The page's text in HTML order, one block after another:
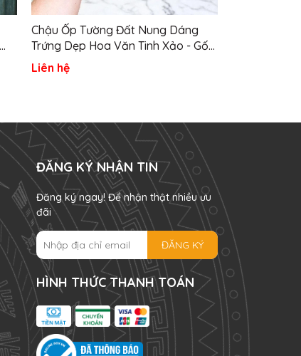
Chậu Ốp Tường Đất Nung Dáng
Trứng Dẹp Hoa Văn Tinh Xảo - Gốm
Sứ Sân Vườn
Liên hệ
ĐĂNG KÝ NHẬN TIN
Đăng ký ngay! Để nhận thật nhiều ưu
đãi
ĐĂNG KÝ
HÌNH THỨC THANH TOÁN